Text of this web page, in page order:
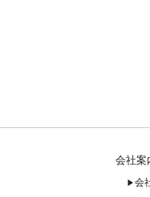
会社案
会